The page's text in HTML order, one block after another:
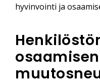
hyvinvointi ja